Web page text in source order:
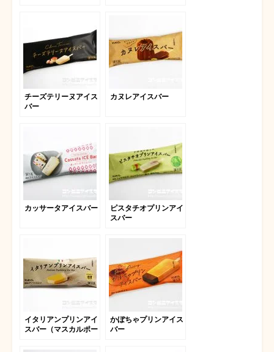
チーズテリーヌアイス
バー
カヌレアイスバー
カッサータアイスバー
ピスタチオプリンアイ
スバー
イタリアンプリンアイ
スバー（マスカルポー
かぼちゃプリンアイス
バー